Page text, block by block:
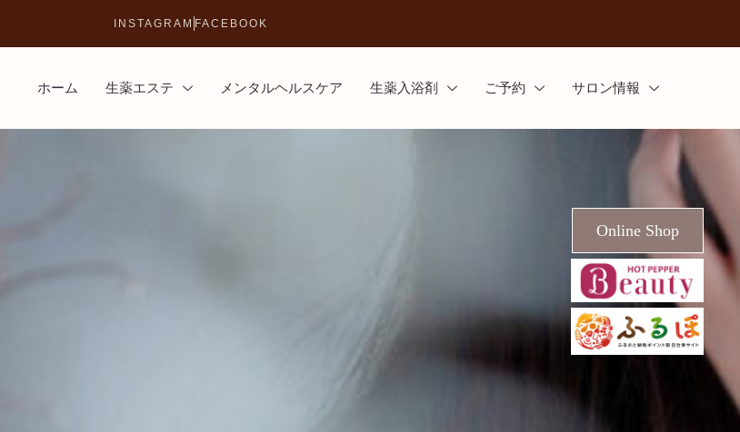
INSTAGRAM FACEBOOK
ホーム 生薬エステ メンタルヘルスケア 生薬入浴剤 ご予約 サロン情報
Online Shop